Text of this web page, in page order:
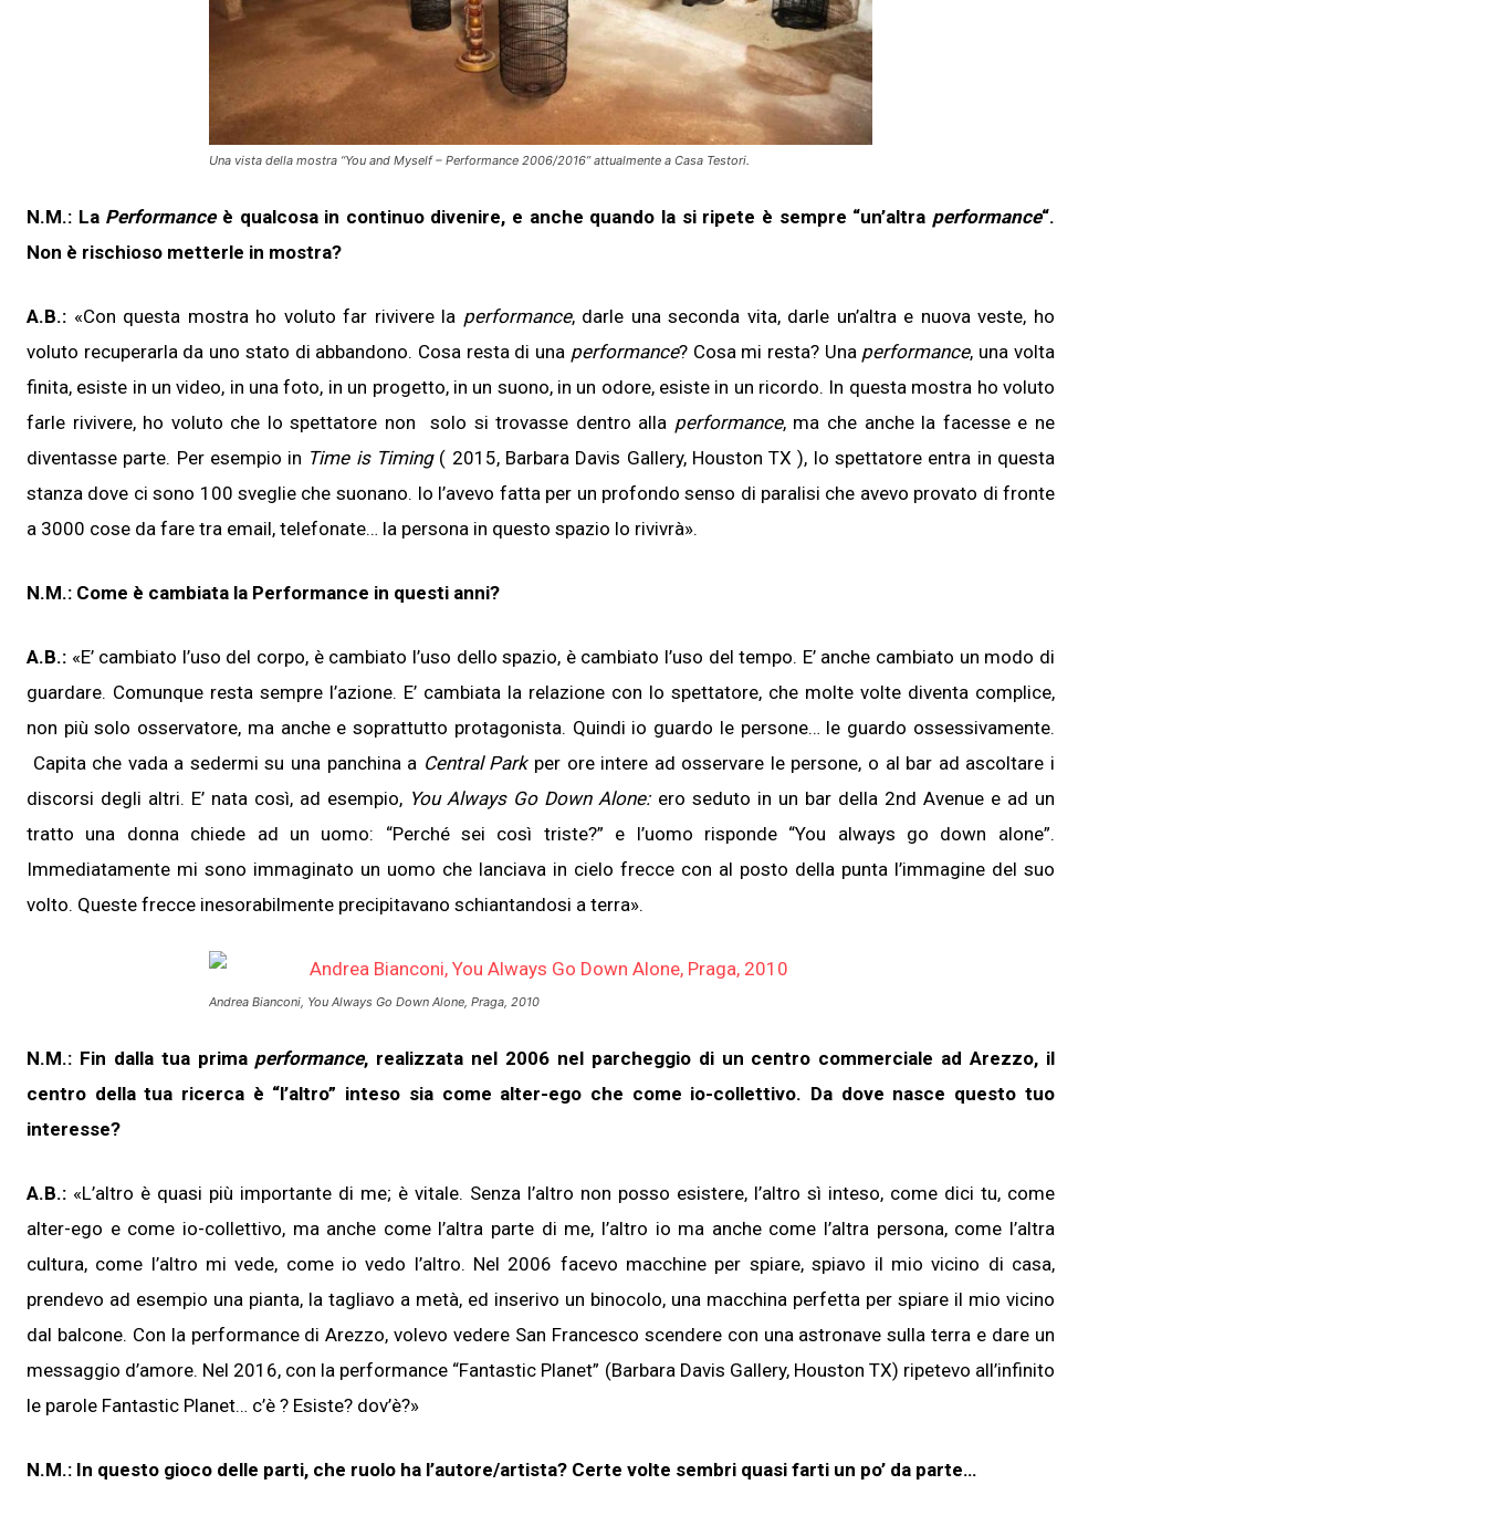
Una vista della mostra “You and Myself – Performance 2006/2016” attualmente a Casa Testori.
N.M.: La Performanceè qualcosa in continuo divenire, e anche quando la si ripete è sempre “un’altra performance“.
Non è rischioso metterle in mostra?
A.B.: «Con questa mostra ho voluto far rivivere la performance, darle una seconda vita, darle un’altra e nuova veste, ho
voluto recuperarla da uno stato di abbandono. Cosa resta di una performance? Cosa mi resta? Una performance, una volta
finita, esiste in un video, in una foto, in un progetto, in un suono, in un odore, esiste in un ricordo. In questa mostra ho voluto
farle rivivere, ho voluto che lo spettatore non solo si trovasse dentro alla performance, ma che anche la facesse e ne
diventasse parte. Per esempio in Time is Timing( 2015, Barbara Davis Gallery, Houston TX ), lo spettatore entra in questa
stanza dove ci sono 100 sveglie che suonano. Io l’avevo fatta per un profondo senso di paralisi che avevo provato di fronte
a 3000 cose da fare tra email, telefonate… la persona in questo spazio lo rivivrà».
N.M.: Come è cambiata la Performance in questi anni?
A.B.: «E’ cambiato l’uso del corpo, è cambiato l’uso dello spazio, è cambiato l’uso del tempo. E’ anche cambiato un modo di
guardare. Comunque resta sempre l’azione. E’ cambiata la relazione con lo spettatore, che molte volte diventa complice,
non più solo osservatore, ma anche e soprattutto protagonista. Quindi io guardo le persone… le guardo ossessivamente.
Capita che vada a sedermi su una panchina a Central Parkper ore intere ad osservare le persone, o al bar ad ascoltare i
discorsi degli altri. E’ nata così, ad esempio, You Always Go Down Alone:ero seduto in un bar della 2nd Avenue e ad un
tratto una donna chiede ad un uomo: “Perché sei così triste?” e l’uomo risponde “You always go down alone”.
Immediatamente mi sono immaginato un uomo che lanciava in cielo frecce con al posto della punta l’immagine del suo
volto. Queste frecce inesorabilmente precipitavano schiantandosi a terra».
Andrea Bianconi, You Always Go Down Alone, Praga, 2010
N.M.: Fin dalla tua prima performance, realizzata nel 2006 nel parcheggio di un centro commerciale ad Arezzo, il
centro della tua ricerca è “l’altro” inteso sia come alter-ego che come io-collettivo. Da dove nasce questo tuo
interesse?
A.B.: «L’altro è quasi più importante di me; è vitale. Senza l’altro non posso esistere, l’altro sì inteso, come dici tu, come
alter-ego e come io-collettivo, ma anche come l’altra parte di me, l’altro io ma anche come l’altra persona, come l’altra
cultura, come l’altro mi vede, come io vedo l’altro. Nel 2006 facevo macchine per spiare, spiavo il mio vicino di casa,
prendevo ad esempio una pianta, la tagliavo a metà, ed inserivo un binocolo, una macchina perfetta per spiare il mio vicino
dal balcone. Con la performance di Arezzo, volevo vedere San Francesco scendere con una astronave sulla terra e dare un
messaggio d’amore. Nel 2016, con la performance “Fantastic Planet” (Barbara Davis Gallery, Houston TX) ripetevo all’infinito
le parole Fantastic Planet… c’è ? Esiste? dov’è?»
N.M.: In questo gioco delle parti, che ruolo ha l’autore/artista? Certe volte sembri quasi farti un po’ da parte…